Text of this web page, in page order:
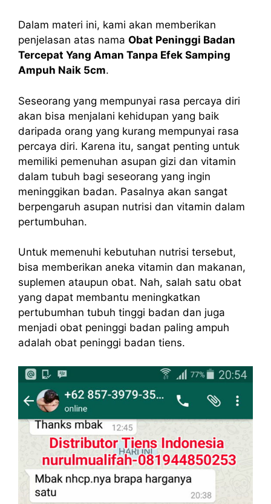
Dalam materi ini, kami akan memberikan
penjelasan atas nama Obat Peninggi Badan
Tercepat Yang Aman Tanpa Efek Samping
Ampuh Naik 5cm.
Seseorang yang mempunyai rasa percaya diri
akan bisa menjalani kehidupan yang baik
daripada orang yang kurang mempunyai rasa
percaya diri. Karena itu, sangat penting untuk
memiliki pemenuhan asupan gizi dan vitamin
dalam tubuh bagi seseorang yang ingin
meninggikan badan. Pasalnya akan sangat
berpengaruh asupan nutrisi dan vitamin dalam
pertumbuhan.
Untuk memenuhi kebutuhan nutrisi tersebut,
bisa memberikan aneka vitamin dan makanan,
suplemen ataupun obat. Nah, salah satu obat
yang dapat membantu meningkatkan
pertubumhan tubuh tinggi badan dan juga
menjadi obat peninggi badan paling ampuh
adalah obat peninggi badan tiens.